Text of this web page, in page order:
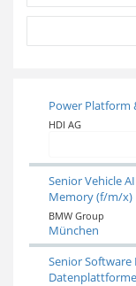
Power Platform
HDI AG
Senior Vehicle
Memory (f/m/x)
BMW Group
München
Senior Software